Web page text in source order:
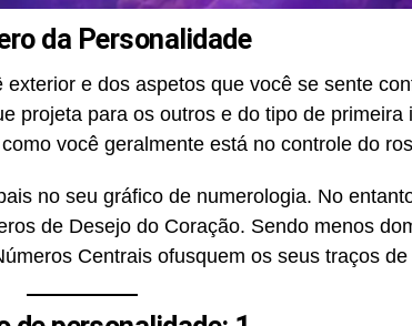
da Personalidade
e dos aspetos que você se sente
projeta para os outros e do tipo de
você geralmente está no controle do
no seu gráfico de numerologia. No
de Desejo do Coração. Sendo menos
Centrais ofusquem os seus traços